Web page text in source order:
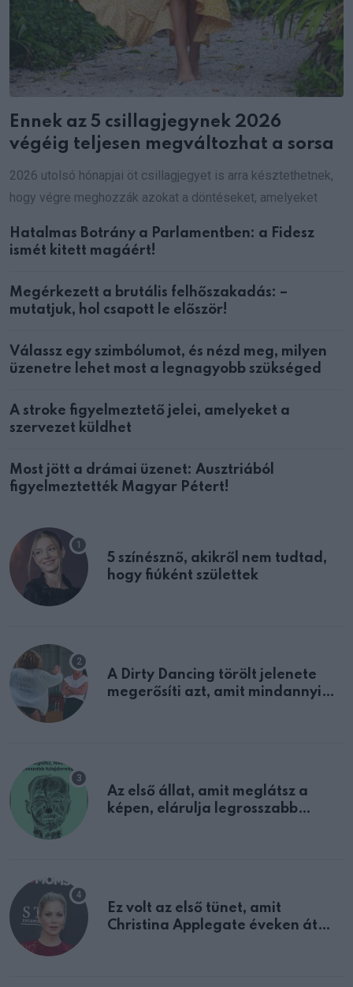
Ennek az 5 csillagjegynek 2026
végéig teljesen megváltozhat a sorsa
2026 utolsó hónapjai öt csillagjegyet is arra késztethetnek,
hogy végre meghozzák azokat a döntéseket, amelyeket
Hatalmas Botrány a Parlamentben: a Fidesz
ismét kitett magáért!
Megérkezett a brutális felhőszakadás: –
mutatjuk, hol csapott le először!
Válassz egy szimbólumot, és nézd meg, milyen
üzenetre lehet most a legnagyobb szükséged
A stroke figyelmeztető jelei, amelyeket a
szervezet küldhet
Most jött a drámai üzenet: Ausztriából
figyelmeztették Magyar Pétert!
5 színésznő, akikről nem tudtad,
hogy fiúként születtek
A Dirty Dancing törölt jelenete
megerősíti azt, amit mindannyian
Az első állat, amit meglátsz a
képen, elárulja legrosszabb
Ez volt az első tünet, amit
Christina Applegate éveken át